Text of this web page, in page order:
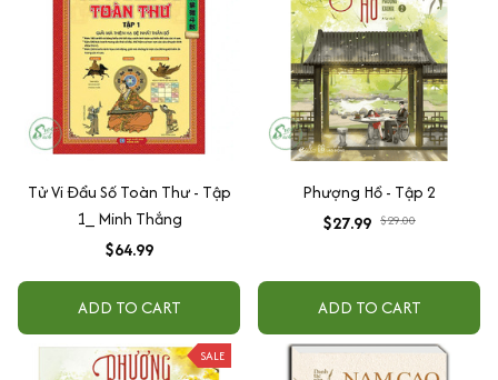
Tử Vi Đẩu Số Toàn Thư - Tập
1_ Minh Thắng
$64.99
ADD TO CART
Phượng Hồ - Tập 2
$27.99 $29.00
ADD TO CART
SALE